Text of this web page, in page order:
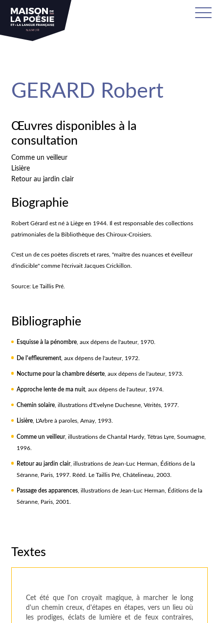
GERARD Robert
Œuvres disponibles à la
consultation
Comme un veilleur
Lisière
Retour au jardin clair
Biographie
Robert Gérard est né à Liège en 1944. Il est responsable des collections
patrimoniales de la Bibliothèque des Chiroux-Croisiers.
C'est un de ces poètes discrets et rares, "maître des nuances et éveilleur
d'indicible" comme l'écrivait Jacques Crickillon.
Source: Le Taillis Pré.
Bibliographie
Esquisse à la pénombre, aux dépens de l'auteur, 1970.
De l'effleurement, aux dépens de l'auteur, 1972.
Nocturne pour la chambre déserte, aux dépens de l'auteur, 1973.
Approche lente de ma nuit, aux dépens de l'auteur, 1974.
Chemin solaire, illustrations d'Evelyne Duchesne, Vérités, 1977.
Lisière, L'Arbre à paroles, Amay, 1993.
Comme un veilleur, illustrations de Chantal Hardy, Tétras Lyre, Soumagne,
1996.
Retour au jardin clair, illustrations de Jean-Luc Herman, Éditions de la
Séranne, Paris, 1997. Rééd. Le Taillis Pré, Châtelineau, 2003.
Passage des apparences, illustrations de Jean-Luc Herman, Éditions de la
Séranne, Paris, 2001.
Textes
Cet été que l'on croyait magique, à marcher le long
d'un chemin creux, d'étapes en étapes, vers un lieu où
les prodiges, éclats de lumière et de feux contraires,